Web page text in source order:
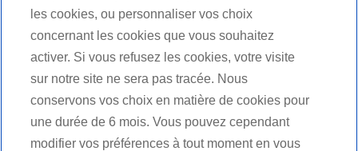
Suivez-nous
Facebook
Youtube
LinkedIn
Nous contacter
Candidats
les cookies, ou personnaliser vos choix
concernant les cookies que vous souhaitez
activer. Si vous refusez les cookies, votre visite
sur notre site ne sera pas tracée. Nous
conservons vos choix en matière de cookies pour
une durée de 6 mois. Vous pouvez cependant
modifier vos préférences à tout moment en vous